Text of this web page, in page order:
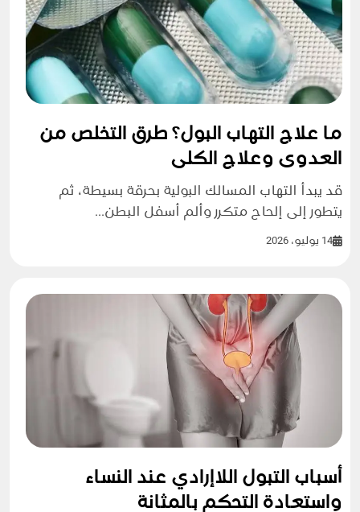
ما علاج التهاب البول؟ طرق التخلص من
العدوى وعلاج الكلى
قد يبدأ التهاب المسالك البولية بحرقة بسيطة، ثم
يتطور إلى إلحاح متكرر وألم أسفل البطن...
14 يوليو، 2026
أسباب التبول اللاإرادي عند النساء
واستعادة التحكم بالمثانة